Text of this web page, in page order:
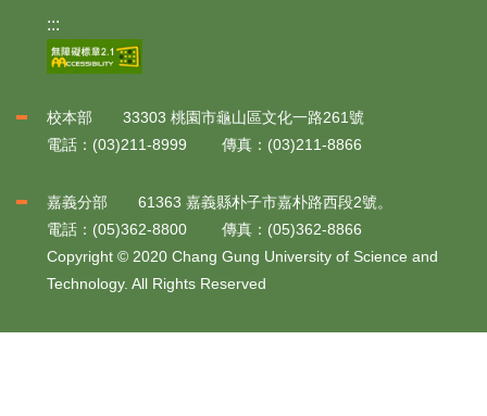
:::
校本部 33303 桃園市龜山區文化一路261號
電話：(03)211-8999 傳真：(03)211-8866
嘉義分部 61363 嘉義縣朴子市嘉朴路西段2號。
電話：(05)362-8800 傳真：(05)362-8866
Copyright © 2020 Chang Gung University of Science and
Technology. All Rights Reserved